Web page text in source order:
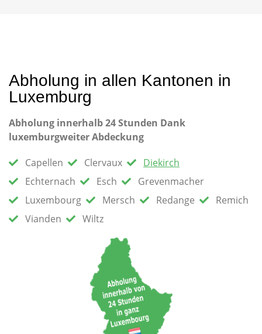
Abholung in allen Kantonen in
Luxemburg
Abholung innerhalb 24 Stunden Dank
luxemburgweiter Abdeckung
Capellen
Clervaux
Diekirch
Echternach
Esch
Grevenmacher
Luxembourg
Mersch Redange
Remich
Vianden
Wiltz